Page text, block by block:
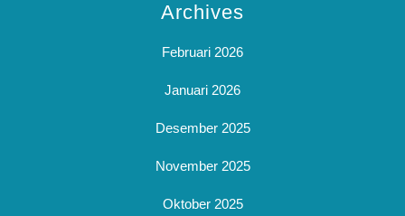
Archives
Februari 2026
Januari 2026
Desember 2025
November 2025
Oktober 2025